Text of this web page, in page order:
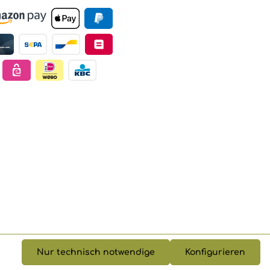
Versandkosten, wenn nicht anders angegeben.
Nur technisch notwendige Konfigurieren